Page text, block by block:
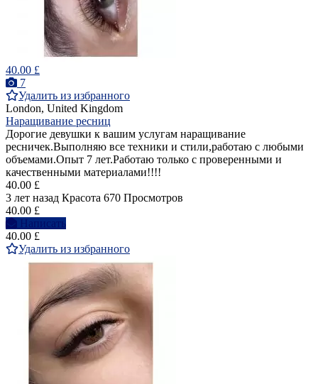
40.00 £
7
Удалить из избранного
London, United Kingdom
Наращивание ресниц
Дорогие девушки к вашим услугам наращивание
ресничек.Выполняю все техники и стили,работаю с любыми
объемами.Опыт 7 лет.Работаю только с проверенными и
качественными материалами!!!!
40.00 £
3 лет назад Красота 670 Просмотров
40.00 £
Написать
40.00 £
Удалить из избранного